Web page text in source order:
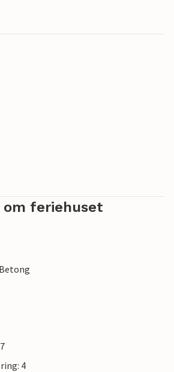
feriehuset
4